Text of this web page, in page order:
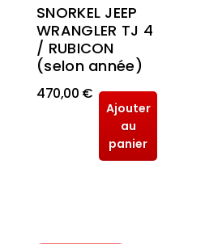
SNORKEL JEEP
WRANGLER TJ 4
/ RUBICON
(selon année)
470,00 €
Ajouter
au
panier